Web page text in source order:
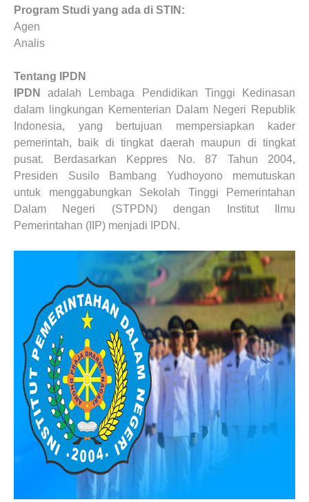
Program Studi yang ada di STIN:
Agen
Analis
Tentang
IPDN
IPDN
adalah Lembaga Pendidikan Tinggi Kedinasan
dalam lingkungan Kementerian Dalam Negeri Republik
Indonesia, yang bertujuan mempersiapkan kader
pemerintah, baik di tingkat daerah maupun di tingkat
pusat. Berdasarkan Keppres No. 87 Tahun 2004,
Presiden Susilo Bambang Yudhoyono memutuskan
untuk menggabungkan Sekolah Tinggi Pemerintahan
Dalam Negeri (STPDN) dengan Institut Ilmu
Pemerintahan (IIP) menjadi IPDN.